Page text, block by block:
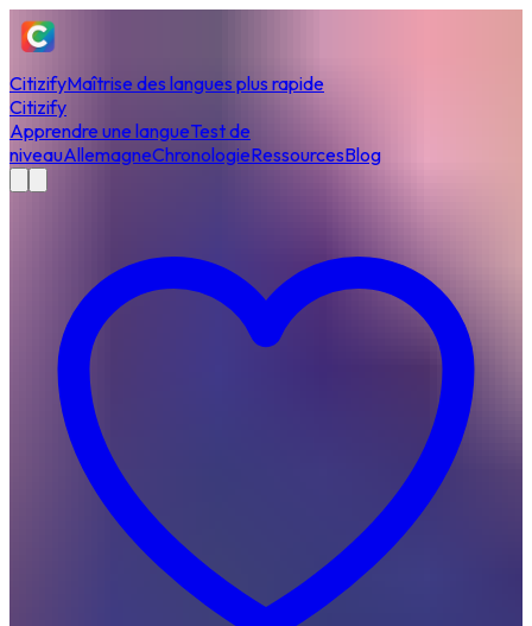
CitizifyMaîtrise des langues plus rapide
Citizify
Apprendre une langueTest de
niveauAllemagneChronologieRessourcesBlog